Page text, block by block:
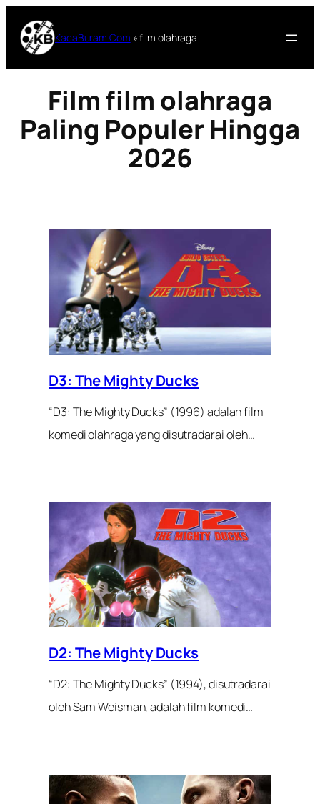
konten
KacaBuram.Com »film olahraga
Film film olahraga
Paling Populer Hingga
2026
D3: The Mighty Ducks
“D3: The Mighty Ducks” (1996) adalah film
komedi olahraga yang disutradarai oleh…
D2: The Mighty Ducks
“D2: The Mighty Ducks” (1994), disutradarai
oleh Sam Weisman, adalah film komedi…